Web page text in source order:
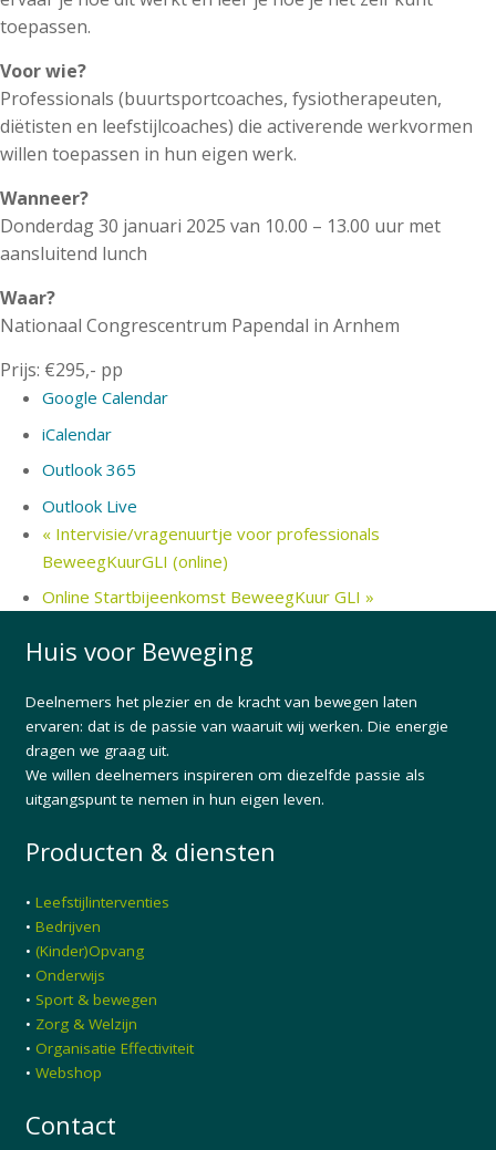
toepassen.
Voor wie?
Professionals (buurtsportcoaches, fysiotherapeuten,
diëtisten en leefstijlcoaches) die activerende werkvormen
willen toepassen in hun eigen werk.
Wanneer?
Donderdag 30 januari 2025 van 10.00 – 13.00 uur met
aansluitend lunch
Waar?
Nationaal Congrescentrum Papendal in Arnhem
Prijs: €295,- pp
Google Calendar
iCalendar
Outlook 365
Outlook Live
«Intervisie/vragenuurtje voor professionals
BeweegKuurGLI (online)
Online Startbijeenkomst BeweegKuur GLI »
Huis voor Beweging
Deelnemers het plezier en de kracht van bewegen laten
ervaren: dat is de passie van waaruit wij werken. Die energie
dragen we graag uit.
We willen deelnemers inspireren om diezelfde passie als
uitgangspunt te nemen in hun eigen leven.
Producten & diensten
• Leefstijlinterventies
• Bedrijven
• (Kinder)Opvang
• Onderwijs
• Sport & bewegen
• Zorg & Welzijn
• Organisatie Effectiviteit
• Webshop
Contact